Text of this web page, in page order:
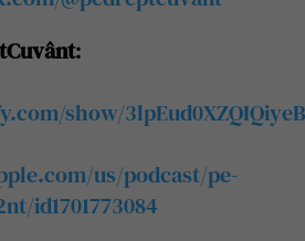
:
show/
us/podcast/pe-
id1701773084